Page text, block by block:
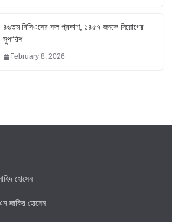
৪৬তম বিসিএসের ফল প্রকাশ, ১৪৫৭ জনকে নিয়োগের
সুপারিশ
February 8, 2026
হোসেন
জাকির হোসেন